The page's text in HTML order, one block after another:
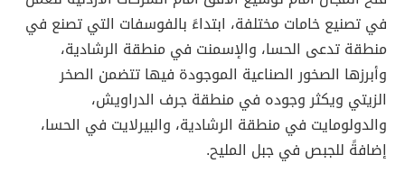
في تصنيع خامات مختلفة، ابتداءً بالفوسفات التي تصنع في
منطقة تدعى الحسا، والإسمنت في منطقة الرشادية،
وأبرزها الصخور الصناعية الموجودة فيها تتضمن الصخر
الزيتي ويكثر وجوده في منطقة جرف الدراويش،
والدولومايت في منطقة الرشادية، والبيرلايت في الحسا،
إضافةً للجبص في جبل المليح.